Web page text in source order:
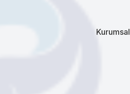
Kurumsal